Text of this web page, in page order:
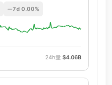
7d 0.00%
24h量 $4.06B